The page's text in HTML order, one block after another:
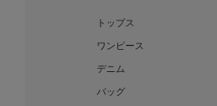
トップス
ワンピース
デニム
バッグ